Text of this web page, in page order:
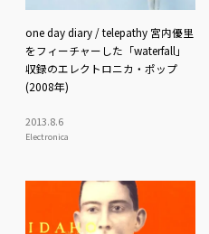
one day diary / telepathy 宮内優里
をフィーチャーした「waterfall」
収録のエレクトロニカ・ポップ
(2008年)
2013.8.6
Electronica